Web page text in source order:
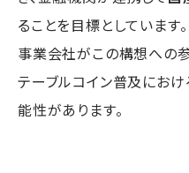
ることを目標としています
事業会社がこの構想への
テーブルコイン普及にお
能性があります。